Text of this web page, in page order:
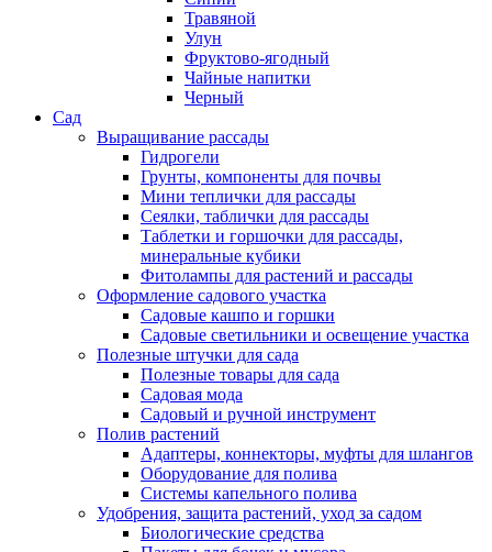
Травяной
Улун
Фруктово-ягодный
Чайные напитки
Черный
Сад
Выращивание рассады
Гидрогели
Грунты, компоненты для почвы
Мини теплички для рассады
Сеялки, таблички для рассады
Таблетки и горшочки для рассады,
минеральные кубики
Фитолампы для растений и рассады
Оформление садового участка
Садовые кашпо и горшки
Садовые светильники и освещение участка
Полезные штучки для сада
Полезные товары для сада
Садовая мода
Садовый и ручной инструмент
Полив растений
Адаптеры, коннекторы, муфты для шлангов
Оборудование для полива
Системы капельного полива
Удобрения, защита растений, уход за садом
Биологические средства